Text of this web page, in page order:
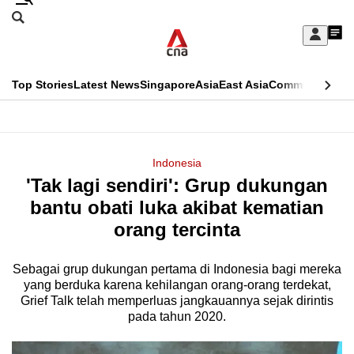
Skip
Sign
My
menu
Search
CNAR
Top StoriesLatest NewsSingaporeAsiaEast AsiaCommentary
Menu
Indonesia
'Tak lagi sendiri': Grup dukungan
bantu obati luka akibat kematian
orang tercinta
Sebagai grup dukungan pertama di Indonesia bagi mereka
yang berduka karena kehilangan orang-orang terdekat,
Grief Talk telah memperluas jangkauannya sejak dirintis
pada tahun 2020.
This
longer
supported
We
know
it's